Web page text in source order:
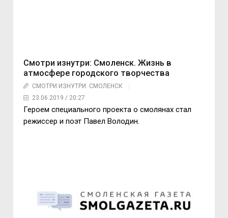
Смотри изнутри: Смоленск. Жизнь в
атмосфере городского творчества
СМОТРИ ИЗНУТРИ: СМОЛЕНСК
23.06.2019 / 20:27
Героем специального проекта о смолянах стал
режиссер и поэт Павел Володин.